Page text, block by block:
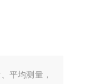
平均测量，